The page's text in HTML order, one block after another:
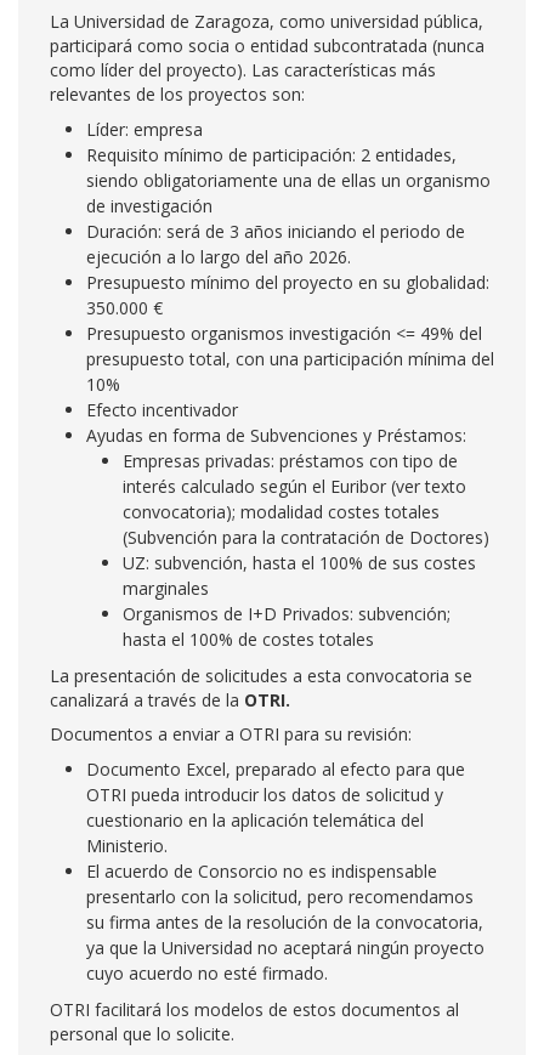
La Universidad de Zaragoza, como universidad pública,
participará como socia o entidad subcontratada (nunca
como líder del proyecto). Las características más
relevantes de los proyectos son:
Líder: empresa
Requisito mínimo de participación: 2 entidades,
siendo obligatoriamente una de ellas un organismo
de investigación
Duración: será de 3 años iniciando el periodo de
ejecución a lo largo del año 2026.
Presupuesto mínimo del proyecto en su globalidad:
350.000 €
Presupuesto organismos investigación <= 49% del
presupuesto total, con una participación mínima del
10%
Efecto incentivador
Ayudas en forma de Subvenciones y Préstamos:
Empresas privadas: préstamos con tipo de
interés calculado según el Euribor (ver texto
convocatoria); modalidad costes totales
(Subvención para la contratación de Doctores)
UZ: subvención, hasta el 100% de sus costes
marginales
Organismos de I+D Privados: subvención;
hasta el 100% de costes totales
La presentación de solicitudes a esta convocatoria se
canalizará a través de la OTRI.
Documentos a enviar a OTRI para su revisión:
Documento Excel, preparado al efecto para que
OTRI pueda introducir los datos de solicitud y
cuestionario en la aplicación telemática del
Ministerio.
El acuerdo de Consorcio no es indispensable
presentarlo con la solicitud, pero recomendamos
su firma antes de la resolución de la convocatoria,
ya que la Universidad no aceptará ningún proyecto
cuyo acuerdo no esté firmado.
OTRI facilitará los modelos de estos documentos al
personal que lo solicite.